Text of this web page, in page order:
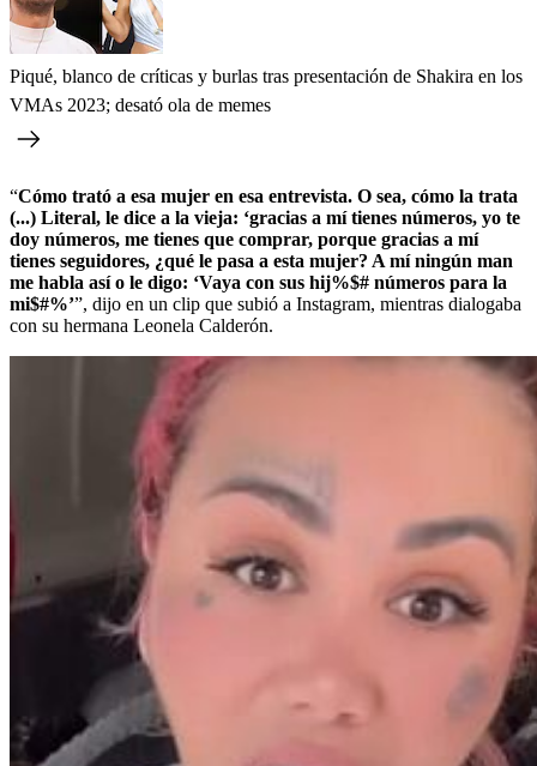
Piqué, blanco de críticas y burlas tras presentación de Shakira en los
VMAs 2023; desató ola de memes
“Cómo trató a esa mujer en esa entrevista. O sea, cómo la trata
(...) Literal, le dice a la vieja: ‘gracias a mí tienes números, yo te
doy números, me tienes que comprar, porque gracias a mí
tienes seguidores, ¿qué le pasa a esta mujer? A mí ningún man
me habla así o le digo: ‘Vaya con sus hij%$# números para la
mi$#%’”, dijo en un clip que subió a Instagram, mientras dialogaba
con su hermana Leonela Calderón.